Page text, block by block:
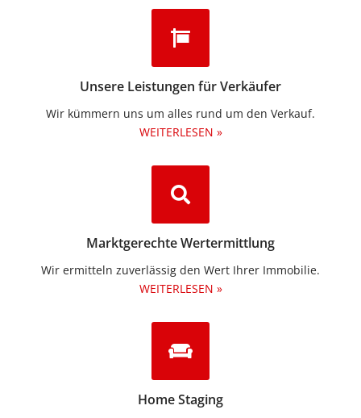
Unsere Leistungen für Verkäufer
Wir kümmern uns um alles rund um den Verkauf.
WEITERLESEN »
Marktgerechte Wertermittlung
Wir ermitteln zuverlässig den Wert Ihrer Immobilie.
WEITERLESEN »
Home Staging